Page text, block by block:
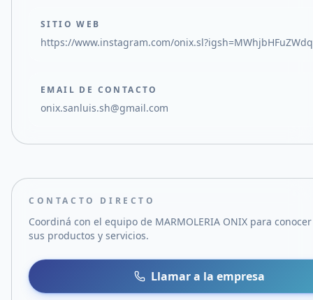
SITIO WEB
https://www.instagram.com/
EMAIL DE CONTACTO
onix.sanluis.sh@gmail.com
CONTACTO DIRECTO
Coordiná con el equipo de MARMOLERIA ONIX para
sus productos y servicios.
Llamar a la empresa